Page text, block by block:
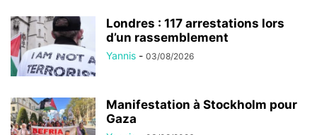
Londres : 117 arrestations lors
d’un rassemblement
Yannis - 03/08/2026
Manifestation à Stockholm pour
Gaza